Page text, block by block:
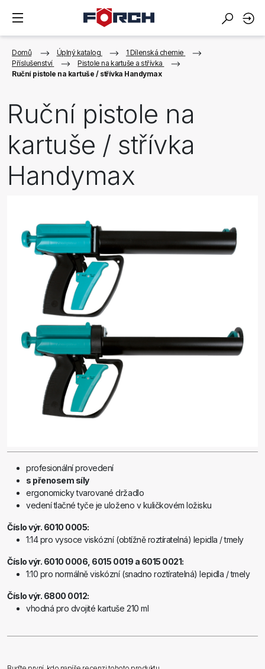
Domů Úplný katalog
1 Dílenská chemie
Příslušenství
Pistole na kartuše a střívka
Ruční pistole na kartuše / střívka Handymax
Ruční pistole na
kartuše / střívka
Handymax
profesionální provedení
s přenosem síly
ergonomicky tvarované držadlo
vedení tlačné tyče je uloženo v kuličkovém ložisku
Číslo výr. 6010 0005:
1:14 pro vysoce viskózní (obtížně roztíratelná) lepidla / tmely
Číslo výr. 6010 0006, 6015 0019 a 6015 0021:
1:10 pro normálně viskózní (snadno roztíratelná) lepidla / tmely
Číslo výr. 6800 0012:
vhodná pro dvojité kartuše 210 ml